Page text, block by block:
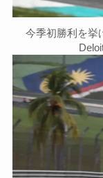
今季初勝利を挙